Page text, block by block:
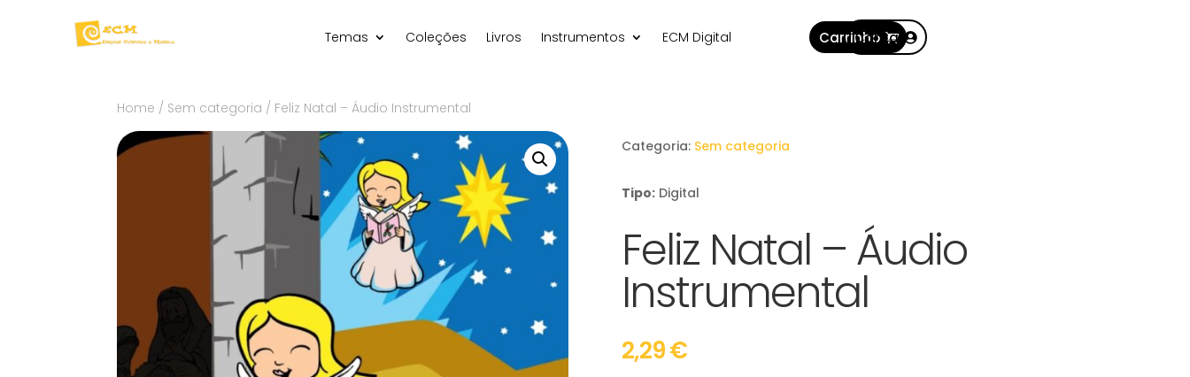
Temas Coleções Livros Instrumentos ECM Digital Carrinho
Conta
Home / Sem categoria / Feliz Natal – Áudio Instrumental
Categoria: Sem categoria
Tipo: Digital
Feliz Natal – Áudio
Instrumental
2,29€